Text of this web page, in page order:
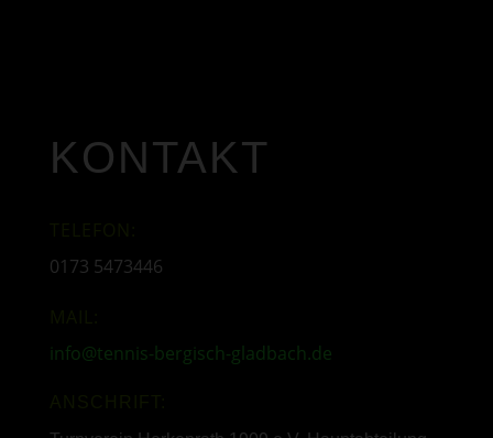
KONTAKT
0173 5473446
info@tennis-bergisch-gladbach.de